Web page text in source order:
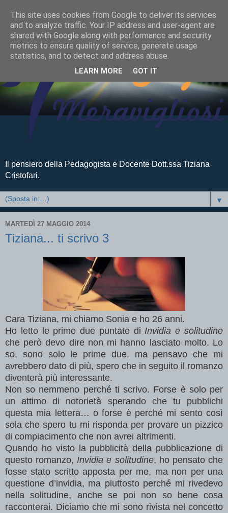
Il pensiero della Pedagogista e Docente Dott.ssa Tiziana
Cristofari.
▼
MARTEDÌ 27 MAGGIO 2014
Tiziana... ti scrivo 3
Cara Tiziana, mi chiamo Sonia e ho 26 anni.
Ho letto le prime due puntate diInvidia e solitudine
che però devo dire non mi hanno lasciato molto. Lo
so, sono solo le prime due, ma pensavo che mi
avrebbero dato di più, spero che in seguito il romanzo
diventerà più interessante.
Non so nemmeno perché ti scrivo. Forse è solo per
un attimo di notorietà sperando che tu pubblichi
questa mia lettera… o forse è perché mi sento così
sola che spero tu mi risponda per provare un pizzico
di compiacimento che non avrei altrimenti.
Quando ho visto la pubblicità della pubblicazione di
questo romanzo,Invidia e solitudine, ho pensato che
fosse stato scritto apposta per me, ma non per una
questione d’invidia, ma piuttosto perché mi rivedevo
nella solitudine, anche se poi non so bene cosa
racconterai. Diciamo che mi sono rivista nel concetto
This site uses cookies from Google to deliver its services
and to analyze traffic. Your IP address and user-agent are
shared with Google along with performance and security
metrics to ensure quality of service, generate usage
statistics, and to detect and address abuse.
LEARN MORE GOT IT